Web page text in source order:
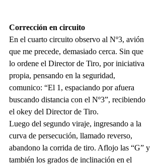
Corrección en circuito
En el cuarto circuito observo al Nº3, avión
que me precede, demasiado cerca. Sin que
lo ordene el Director de Tiro, por iniciativa
propia, pensando en la seguridad,
comunico: “El 1, espaciando por afuera
buscando distancia con el Nº3”, recibiendo
el okey del Director de Tiro.
Luego del segundo viraje, ingresando a la
curva de persecución, llamado reverso,
abandono la corrida de tiro. Aflojo las “G” y
también los grados de inclinación en el